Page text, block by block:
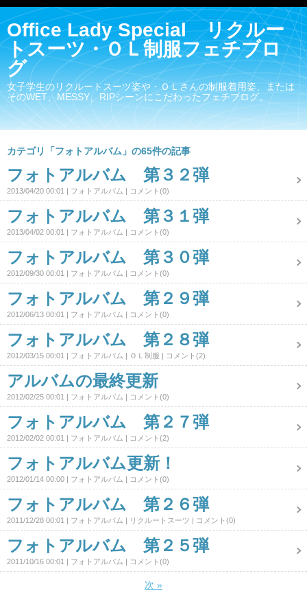
Office Lady Special リクルー
トスーツ・ＯＬ制服フェチブロ
グ
女子学生のリクルートスーツ姿や・ＯＬさんの制服着用姿、または
そのWET、MESSY、RIPシーンにこだわったフェチブログ。
カテゴリ「フォトアルバム」の65件の記事
フォトアルバム 第３２弾
2013/04/20 00:01 フォトアルバム コメント(0)
フォトアルバム 第３１弾
2013/04/02 00:01 フォトアルバム コメント(0)
フォトアルバム 第３０弾
2012/09/30 00:01 フォトアルバム コメント(0)
フォトアルバム 第２９弾
2012/06/13 00:01 フォトアルバム コメント(0)
フォトアルバム 第２８弾
2012/03/15 00:01 フォトアルバム ＯＬ制服 コメント(2)
アルバムの最終更新
2012/02/25 00:01 フォトアルバム コメント(0)
フォトアルバム 第２７弾
2012/02/02 00:01 フォトアルバム コメント(2)
フォトアルバム更新！
2012/01/14 00:00 フォトアルバム コメント(0)
フォトアルバム 第２６弾
2011/12/28 00:01 フォトアルバム リクルートスーツ コメント(0)
フォトアルバム 第２５弾
2011/10/16 00:01 フォトアルバム コメント(0)
次 »